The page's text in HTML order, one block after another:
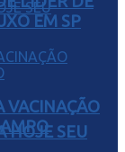
HOJE SEU
EM SP
VACINAÇÃO